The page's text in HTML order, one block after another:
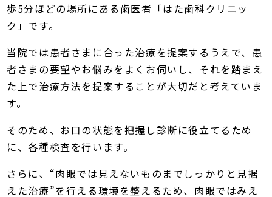
歩5分ほどの場所にある歯医者「はた歯科クリニッ
ク」です。
当院では患者さまに合った治療を提案するうえで、患
者さまの要望やお悩みをよくお伺いし、それを踏まえ
た上で治療方法を提案することが大切だと考えていま
す。
そのため、お口の状態を把握し診断に役立てるため
に、各種検査を行います。
さらに、“肉眼では見えないものまでしっかりと見据
えた治療”を行える環境を整えるため、肉眼ではみえ